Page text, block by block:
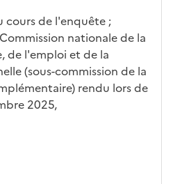
cours de l'enquête ;
nationale de la
de l'emploi et de la
(sous-commission de la
rendu lors de
2025,